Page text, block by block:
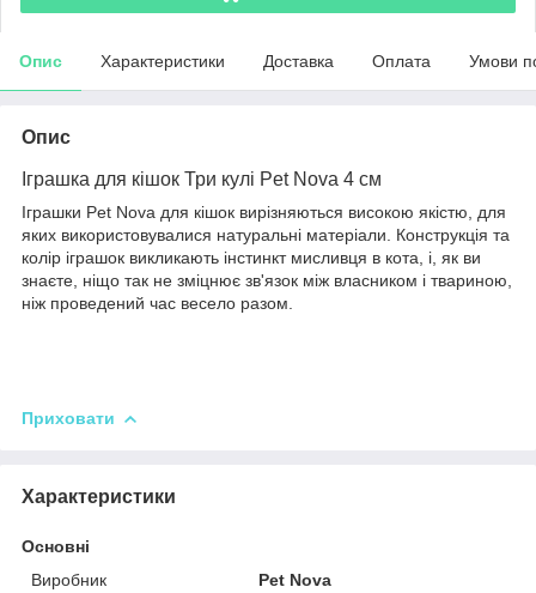
Опис Характеристики Доставка Оплата Умови
Опис
Іграшка для кішок Три кулі Pet Nova 4 см
Іграшки Pet Nova для кішок вирізняються високою якістю, для
яких використовувалися натуральні матеріали. Конструкція та
колір іграшок викликають інстинкт мисливця в кота, і, як ви
знаєте, ніщо так не зміцнює зв'язок між власником і твариною,
ніж проведений час весело разом.
Приховати
Характеристики
Основні
Виробник
Pet Nova